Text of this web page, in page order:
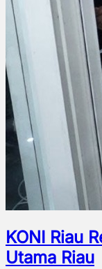
KONI Riau
Utama Riau